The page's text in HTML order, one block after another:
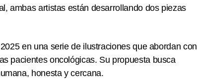
ambas artistas están desarrollando dos piezas
en una serie de ilustraciones que abordan con
pacientes oncológicas. Su propuesta busca
honesta y cercana.